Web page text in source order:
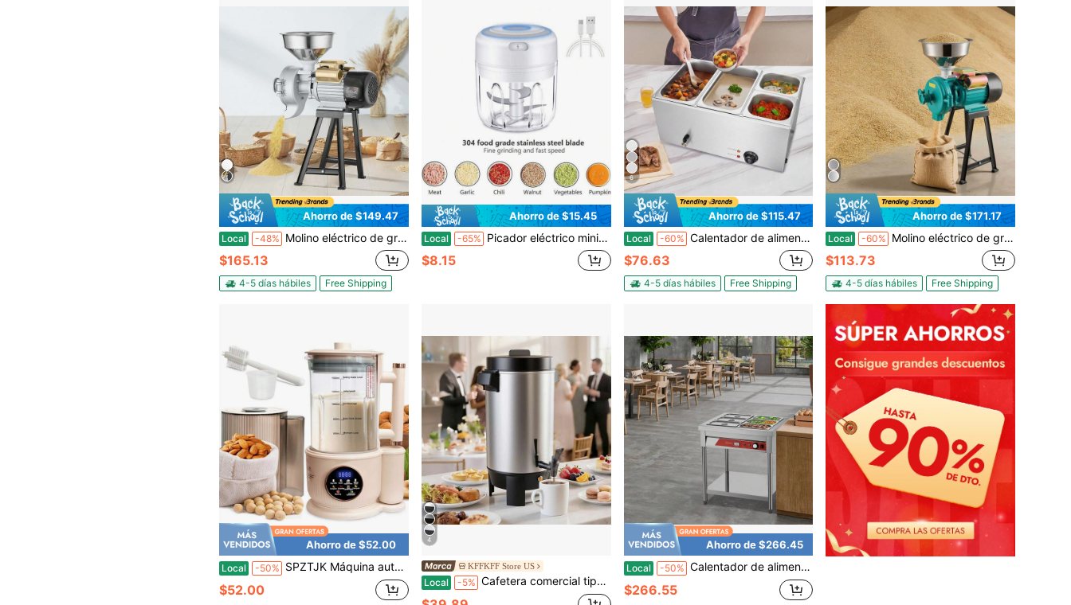
Ahorro de $149.47
Local -48% Molino eléctrico de granos, molinillo de especias de 3000 W, molino de maíz comercial con embudo, máquina de polvo de espesor ajustable, molino de cereales de alta resistencia para harina de trigo, molinillo seco y húmedo.
$165.13
4-5 días hábiles Free Shipping
Ahorro de $15.45
Local -65% Picador eléctrico mini de ajo, triturador y picadora de carne para nueces, verduras, frutas y alimentos
$8.15
6
Ahorro de $115.47
Local -60% Calentador de alimentos comercial de 4 bandejas, mesa de vapor eléctrica de 16.4 cuartos de galón, 1200 W, baño maría buffet profesional de acero inoxidable para encimera con control de temperatura de 86-185 °F para catering y restaurantes, plateado
$76.63
4-5 días hábiles Free Shipping
Ahorro de $171.17
Local -60% Molino eléctrico de granos, Molinillo de especias comercial de 110 libras/h, Pulverizador de hierro fundido de 1500 W con pies de goma antideslizantes, para granos secos, especias, cereales, café, maíz y pimienta
$113.73
4-5 días hábiles Free Shipping
Ahorro de $52.00
Local -50% SPZTJK Máquina automática para preparar leche de soja multifuncional con enchufe estadounidense, funcionamiento silencioso, para preparar batidos, cereales de arroz, jugos y suplementos alimenticios, con funciones para remover cubitos de hielo y jugos, cocina sin esfuerzo.
$52.00
4
KFFKFF Store US
Local -5% Cafetera comercial tipo urna, dispensador de bebidas calientes de 40 tazas (203 oz) con grifo antigoteo, cafetera de preparación rápida de 1090 W, control automático de temperatura, para catering, fiestas, iglesias y restaurantes
Ahorro de $266.45
Local -50% Calentador de alimentos comercial de 6 bandejas, mesa de vapor eléctrica de 6 x 1/3 bandejas, calentador de buffet profesional de 1500W con estante inferior, servidor de acero inoxidable para restaurante, fiesta, hotel
$266.55